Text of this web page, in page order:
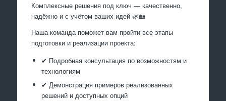
Комплексные решения под ключ — качественно,
надёжно и с учётом ваших идей 🌿🏡
Наша команда поможет вам пройти все этапы
подготовки и реализации проекта:
✔ Подробная консультация по возможностям и
технологиям
✔ Демонстрация примеров реализованных
решений и доступных опций